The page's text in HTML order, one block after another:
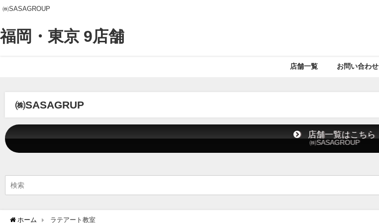
㈱SASAGROUP
福岡・東京 9店舗
店舗一覧 お問い合わせ
㈱SASAGRUP
店舗一覧はこちら
㈱SASAGROUP
ホーム ラテアート教室